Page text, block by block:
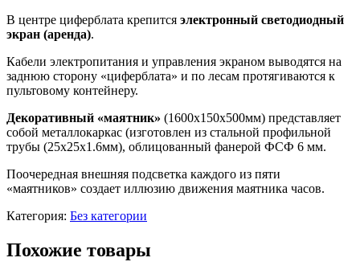
В центре циферблата крепится электронный светодиодный
экран (аренда).
Кабели электропитания и управления экраном выводятся на
заднюю сторону «циферблата» и по лесам протягиваются к
пультовому контейнеру.
Декоративный «маятник» (1600х150х500мм) представляет
собой металлокаркас (изготовлен из стальной профильной
трубы (25х25х1.6мм), облицованный фанерой ФСФ 6 мм.
Поочередная внешняя подсветка каждого из пяти
«маятников» создает иллюзию движения маятника часов.
Категория: Без категории
Похожие товары